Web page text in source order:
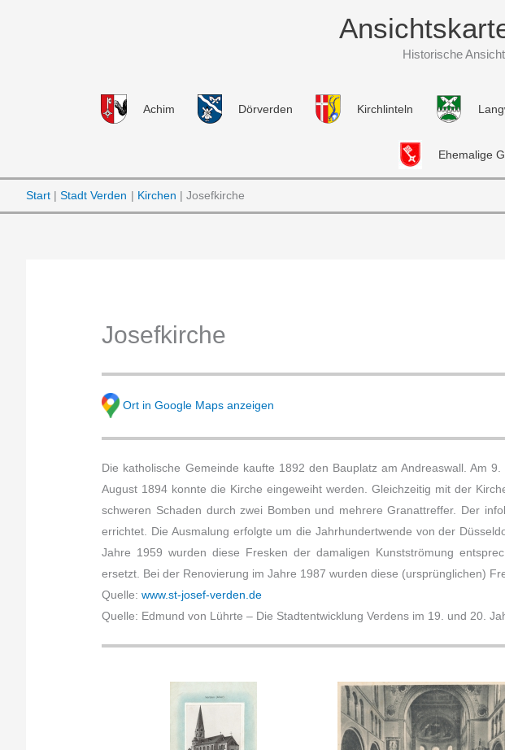
Historische
Achim Dörverden Kirchlinteln
Ehemalige
Start Stadt Verden Kirchen Josefkirche
Josefkirche
Ort in Google Maps anzeigen
Die katholische Gemeinde kaufte 1892 den Bauplatz am Andreaswall. Am
August 1894 konnte die Kirche eingeweiht werden. Gleichzeitig mit der
schweren Schaden durch zwei Bomben und mehrere Granattreffer. Der
errichtet. Die Ausmalung erfolgte um die Jahrhundertwende von der
Jahre 1959 wurden diese Fresken der damaligen Kunstströmung
ersetzt. Bei der Renovierung im Jahre 1987 wurden diese (ursprünglichen)
Quelle:www.st-josef-verden.de
Quelle: Edmund von Lührte – Die Stadtentwicklung Verdens im 19. und 20.